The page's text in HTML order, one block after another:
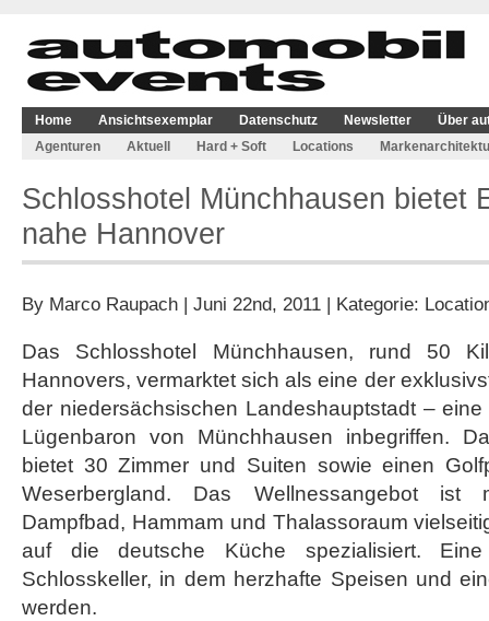
Home Ansichtsexemplar Datenschutz Newsletter
Über
Agenturen
Aktuell Hard + Soft Locations
Schlosshotel Münchhausen bietet
nahe Hannover
By Marco Raupach | Juni 22nd, 2011 | Kategorie:
Das Schlosshotel Münchhausen, rund 50
Hannovers, vermarktet sich als eine der
der niedersächsischen Landeshauptstadt –
Lügenbaron von Münchhausen inbegriffen.
bietet 30 Zimmer und Suiten sowie einen
Weserbergland. Das Wellnessangebot ist
Dampfbad, Hammam und Thalassoraum
auf die deutsche Küche spezialisiert.
Schlosskeller, in dem herzhafte Speisen und
werden.